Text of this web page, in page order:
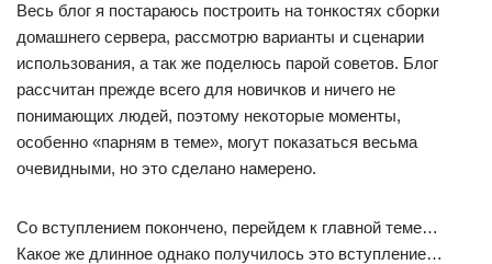
Весь блог я постараюсь построить на тонкостях сборки
домашнего сервера, рассмотрю варианты и сценарии
использования, а так же поделюсь парой советов. Блог
рассчитан прежде всего для новичков и ничего не
понимающих людей, поэтому некоторые моменты,
особенно «парням в теме», могут показаться весьма
очевидными, но это сделано намерено.
Со вступлением покончено, перейдем к главной теме…
Какое же длинное однако получилось это вступление…